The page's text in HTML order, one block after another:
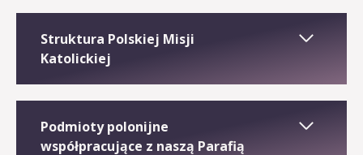
trudnych warunkach.
Od tego czasu wzrastać zaczęła liczba polskich
obejmowała opieką duszpasterską 167 Polskich
Wspólnot Katolickich. Parafie polskie od początku
Struktura Polskiej Misji
Katolickiej
Kościoła katolickiego w Zjednoczonym Królestwie
pod jurysdykcją Konferencji Episkopatu Anglii i Walii
Podmioty polonijne
współpracujące z naszą Parafią